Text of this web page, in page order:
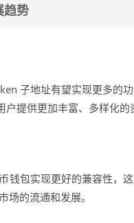
势
子地址有望实现更多的
提供更加丰富、多样化的
钱包实现更好的兼容性，
场的流通和发展。